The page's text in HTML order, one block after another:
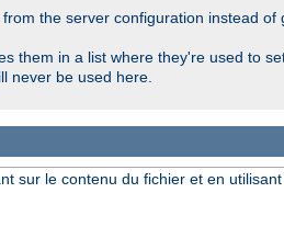
the server configuration instead
them in a list where they're used to
never be used here.
sur le contenu du fichier et en